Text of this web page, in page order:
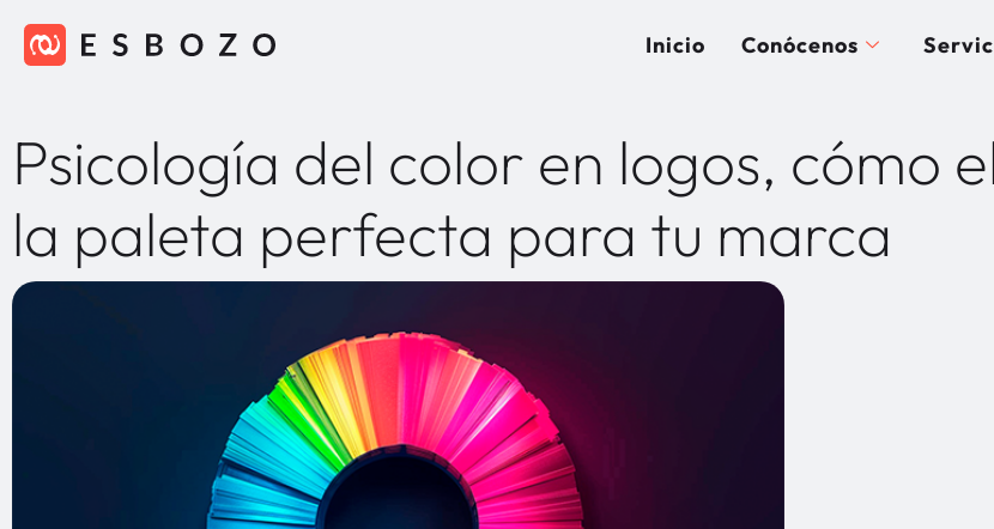
Inicio Conócenos
Psicología del color en logos, cómo
la paleta perfecta para tu marca